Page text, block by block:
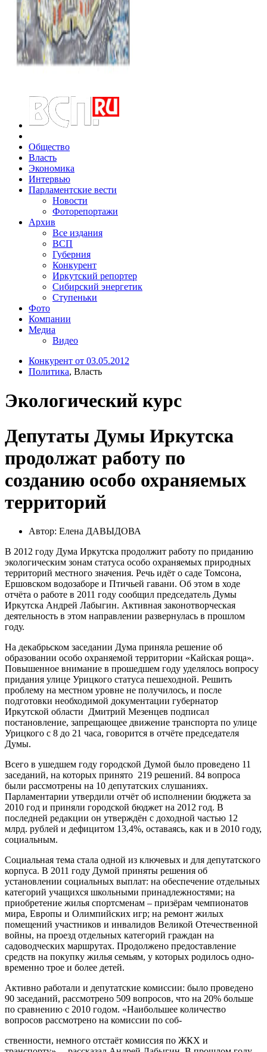
Общество
Власть
Экономика
Интервью
Парламентские вести
Новости
Фоторепортажи
Архив
Все издания
ВСП
Губерния
Конкурент
Иркутский репортер
Сибирский энергетик
Ступеньки
Фото
Компании
Медиа
Видео
Конкурент от 03.05.2012
Политика, Власть
Экологический курс
Депутаты Думы Иркутска
продолжат работу по
созданию особо охраняемых
территорий
Автор: Елена ДАВЫДОВА
В 2012 году Дума Иркутска продолжит работу по приданию
экологическим зонам статуса особо охраняемых природных
территорий местного значения. Речь идёт о саде Томсона,
Ершовском водозаборе и Птичьей гавани. Об этом в ходе
отчёта о работе в 2011 году сообщил председатель Думы
Иркутска Андрей Лабыгин. Активная законотворческая
деятельность в этом направлении развернулась в прошлом
году.
На декабрьском заседании Дума приняла решение об
образовании особо охраняемой территории «Кайская роща».
Повышенное внимание в прошедшем году уделялось вопросу
придания улице Урицкого статуса пешеходной. Решить
проблему на местном уровне не получилось, и после
подготовки необходимой документации губернатор
Иркутской области Дмитрий Мезенцев подписал
постановление, запрещающее движение транспорта по улице
Урицкого с 8 до 21 часа, говорится в отчёте председателя
Думы.
Всего в ушедшем году городской Думой было проведено 11
заседаний, на которых принято 219 решений. 84 вопроса
были рассмотрены на 10 депутатских слушаниях.
Парламентарии утвердили отчёт об исполнении бюджета за
2010 год и приняли городской бюджет на 2012 год. В
последней редакции он утверждён с доходной частью 12
млрд. рублей и дефицитом 13,4%, оставаясь, как и в 2010 году,
социальным.
Социальная тема стала одной из ключевых и для депутатского
корпуса. В 2011 году Думой приняты решения об
установлении социальных выплат: на обеспечение отдельных
категорий учащихся школьными принадлежностями; на
приобретение жилья спортсменам – призёрам чемпионатов
мира, Европы и Олимпийских игр; на ремонт жилых
помещений участников и инвалидов Великой Отечественной
войны, на проезд отдельных категорий граждан на
садоводческих маршрутах. Продолжено предоставление
средств на покупку жилья семьям, у которых родилось одно-
временно трое и более детей.
Активно работали и депутатские комиссии: было проведено
90 заседаний, рассмотрено 509 вопросов, что на 20% больше
по сравнению с 2010 годом. «Наибольшее количество
вопросов рассмотрено на комиссии по соб-
ственности, немного отстаёт комиссия по ЖКХ и